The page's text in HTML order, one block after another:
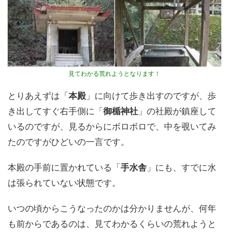
見てわかる荒れようとなります！
とりあえずは「本殿」に向けて歩き出すのですが、歩
き出してすぐ右手側に「御楯神社 」の社殿が鎮座して
いるのですが、見るからにボロボロで、中を覗いてみ
たのですがひどいの一言です。
本殿の手前に置かれている「手水舎 」にも、すでに水
は張られていない状態です。
いつの頃からこうなったのかは分かりませんが、何年
も前からであるのは、見てわかるくらいの荒れようと